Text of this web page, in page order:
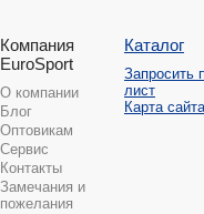
Компания
EuroSport
О компании
Блог
Оптовикам
Сервис
Контакты
Замечания и
пожелания
Каталог
Запросить
лист
Карта сайта